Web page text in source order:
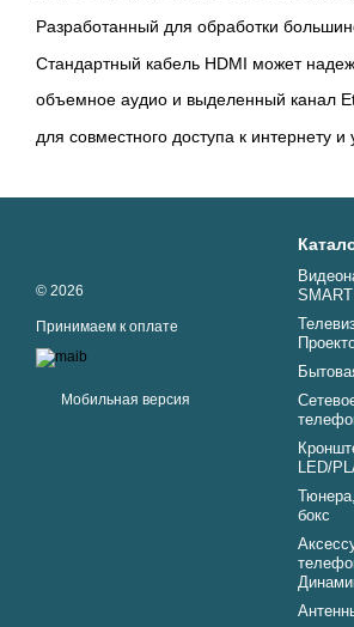
Разработанный для обработки
Стандартный кабель HDMI может
объемное аудио и выделенный канал
для совместного доступа к интернету и
© 2026
Принимаем к оплате
Мобильная версия
LED/
бокс